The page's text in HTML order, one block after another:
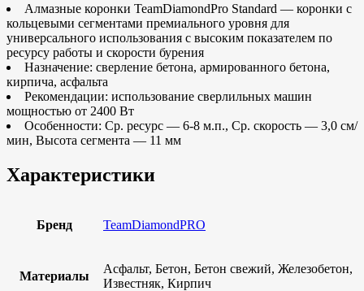
Алмазные коронки TeamDiamondPro Standard — коронки с
кольцевыми сегментами премиального уровня для
универсального использования с высоким показателем по
ресурсу работы и скорости бурения
Назначение: сверление бетона, армированного бетона,
кирпича, асфальта
Рекомендации: использование сверлильных машин
мощностью от 2400 Вт
Особенности: Ср. ресурс — 6-8 м.п., Ср. скорость — 3,0 см/
мин, Высота сегмента — 11 мм
Характеристики
Бренд TeamDiamondPRO
Материалы
Асфальт, Бетон, Бетон свежий, Железобетон,
Известняк, Кирпич